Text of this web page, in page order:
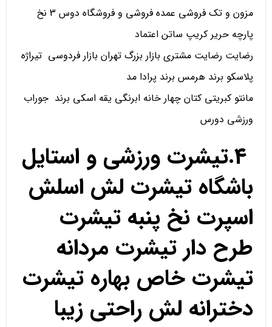
مزون و تک فروشی عمده فروشی و فروشگاه دوس 3 نخ
پارچه حریر کریپ ساتن اعتماد
رضایت رضایت مشتری بازار بزرگ تهران بازار فردوسی تیراژه
پلاسکو برند هرمس برند پرادا مد
مانتو کبریتی کتان چهار خانه ابرنگی یقه اسکی برند جوراب
ورزشی دورس
4.تیشرت ورزشی و استایل
باشگاه تیشرت لش اسلش
اسپرت نخ پنبه تیشرت
طرح دار تیشرت مردانه
تیشرت خاص بهاره تیشرت
دخترانه لش راحتی زیبا